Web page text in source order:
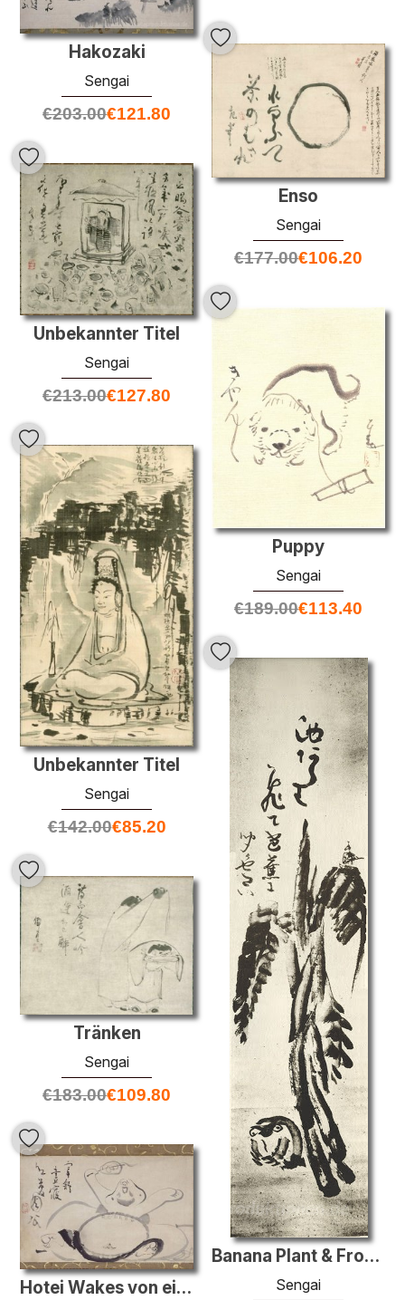
Hakozaki
Sengai
€203.00€121.80
Enso
Sengai
€177.00€106.20
Unbekannter Titel
Sengai
€213.00€127.80
Puppy
Sengai
€189.00€113.40
Unbekannter Titel
Sengai
€142.00€85.20
Banana Plant & Frog & Haiku
Sengai
Tränken
Sengai
€183.00€109.80
Hotei Wakes von einem Nap